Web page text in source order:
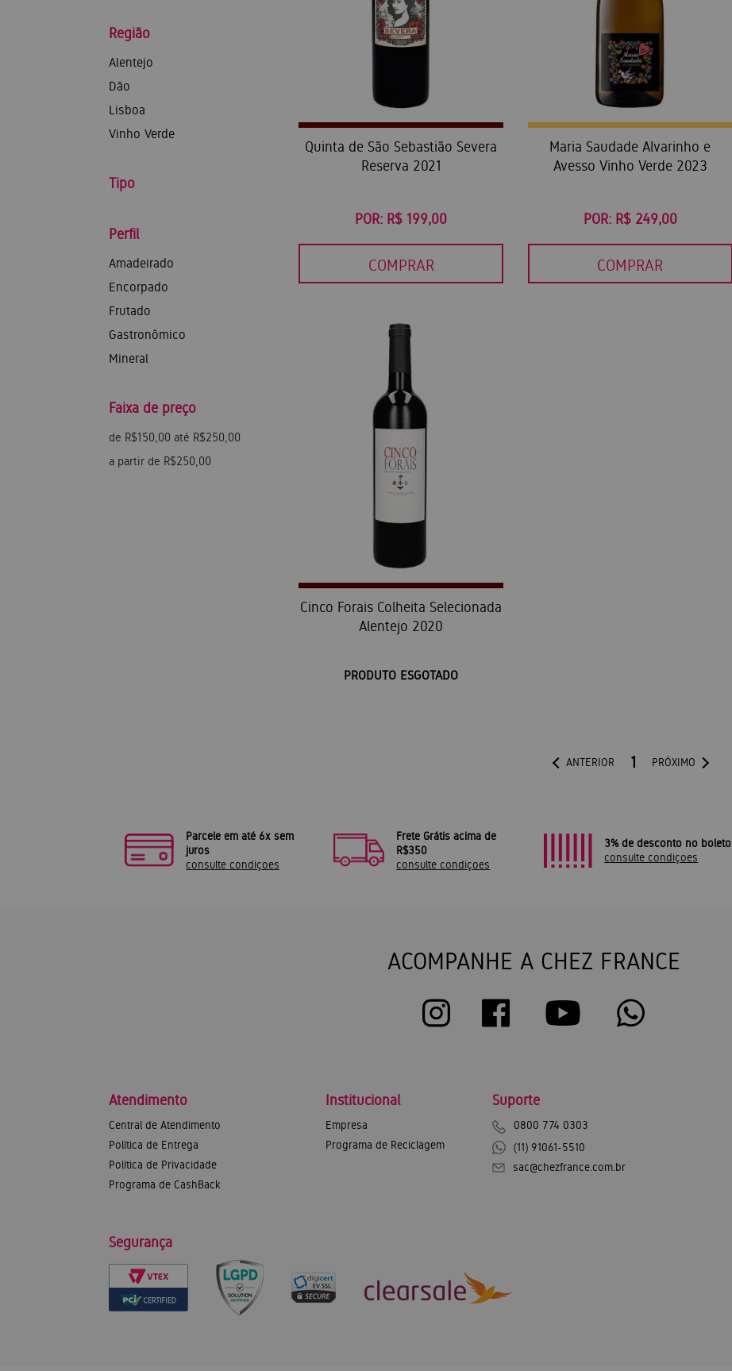
Região
Alentejo
Dão
Lisboa
Vinho Verde
Tipo
Perfil
Amadeirado
Encorpado
Frutado
Gastronômico
Mineral
Faixa de preço
de R$150,00 até R$250,00
a partir de R$250,00
Quinta de São Sebastião Severa
Reserva 2021
POR: R$ 199,00
COMPRAR
Maria Saudade Alvarinho e
Avesso Vinho Verde 2023
POR: R$ 249,00
COMPRAR
Cinco Forais Colheita Selecionada
Alentejo 2020
PRODUTO ESGOTADO
ANTERIOR 1 PRÓXIMO
Parcele em até 6x sem
juros
consulte condiçoes
Frete Grátis acima de
R$350
consulte condiçoes
3% de desconto no boleto
consulte condiçoes
ACOMPANHE A CHEZ FRANCE
Atendimento
Central de Atendimento
Política de Entrega
Política de Privacidade
Programa de CashBack
Institucional
Empresa
Programa de Reciclagem
Suporte
0800 774 0303
(11) 91061-5510
sac@chezfrance.com.br
Segurança